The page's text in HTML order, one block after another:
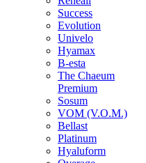
Success
Evolution
Univelo
Hyamax
B-esta
The Chaeum
Premium
Sosum
VOM (V.O.M.)
Bellast
Platinum
Hyaluform